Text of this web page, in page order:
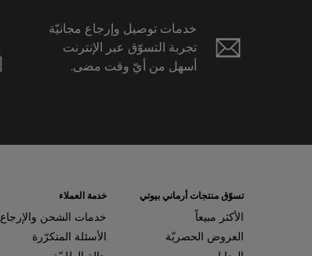
خدمات توصيل وإرجاع مجانيّة
تجربة التسوّق عبر الإنترنت
أسهل من أيّ وقت مضى.
تسوّق منتجات أرماني بيوتي
الأكثر مبيعاً
العروض الحصريّة
خدمة العملاء
خدمات الشحن والإرجاع
الأسئلة المتكرّرة